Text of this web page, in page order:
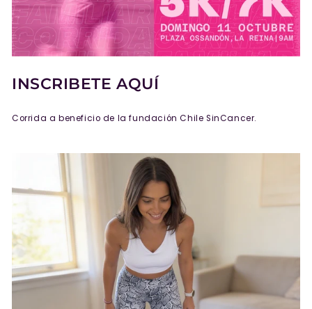
INSCRIBETE AQUÍ
Corrida a beneficio de la fundación Chile SinCancer.